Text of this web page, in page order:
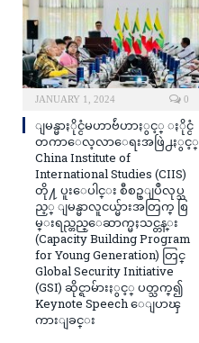
JANUARY 1, 2024 0
ျမန္မာႏိုင္ငံမဟာဗ်ဴဟာႏွင့္ ႏိုင္ငံ
တကာေလ့လာေရးအဖြဲ႕ႏွင့္
China Institute of
International Studies (CIIS)
တို႔ ပူးေပါင္း စီစဥ္ျပဳလုပ္သ
ည့္ ျမန္မာလူငယ္မ်ားအတြက္ စြ
မ္းရည္တည္ေဆာက္မႈသင္တန္း
(Capacity Building Program
for Young Generation) တြင္
Global Security Initiative
(GSI) ဆိုင္ရာမ်ားႏွင့္ ပတ္သက္၍
Keynote Speech ေျပာၾ
ကားျခင္း